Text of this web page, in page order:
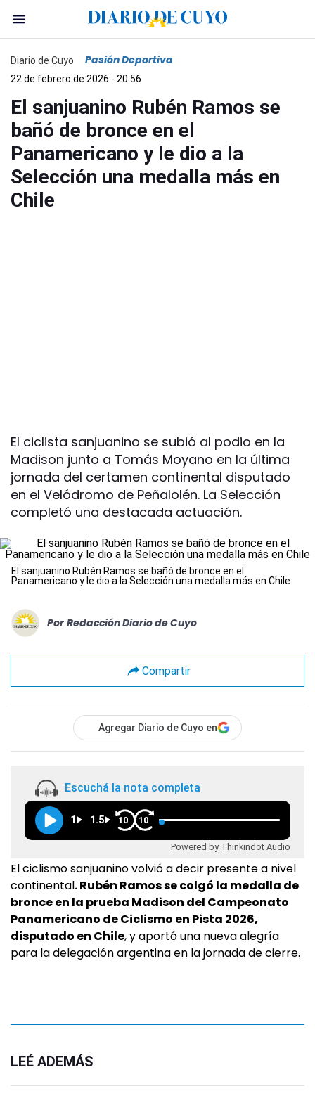
Diario de Cuyo Pasión Deportiva
22 de febrero de 2026 - 20:56
El sanjuanino Rubén Ramos se
bañó de bronce en el
Panamericano y le dio a la
Selección una medalla más en
Chile
El ciclista sanjuanino se subió al podio en la
Madison junto a Tomás Moyano en la última
jornada del certamen continental disputado
en el Velódromo de Peñalolén. La Selección
completó una destacada actuación.
El sanjuanino Rubén Ramos se bañó de bronce en el
Panamericano y le dio a la Selección una medalla más en Chile
Por Redacción Diario de Cuyo
Compartir
Agregar Diario de Cuyo en
Escuchá la nota completa
1 1.5 10 10
Powered by Thinkindot Audio
El ciclismo sanjuanino volvió a decir presente a nivel
continental. Rubén Ramos se colgó la medalla de
bronce en la prueba Madison del Campeonato
Panamericano de Ciclismo en Pista 2026,
disputado en Chile, y aportó una nueva alegría
para la delegación argentina en la jornada de cierre.
LEÉ ADEMÁS